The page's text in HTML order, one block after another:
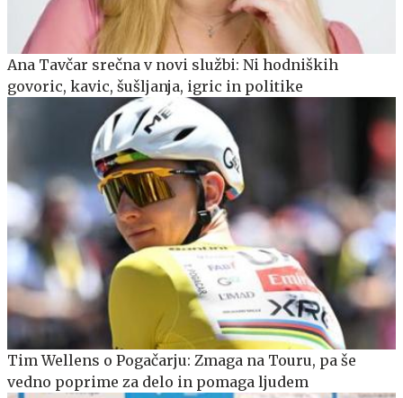
Ana Tavčar srečna v novi službi: Ni hodniških
govoric, kavic, šušljanja, igric in politike
Tim Wellens o Pogačarju: Zmaga na Touru, pa še
vedno poprime za delo in pomaga ljudem